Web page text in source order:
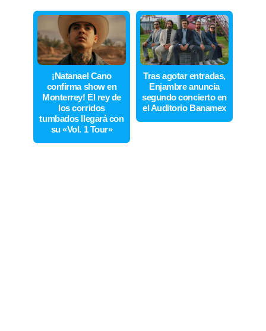
¡Natanael Cano
confirma show en
Monterrey! El rey de
los corridos
tumbados llegará con
su «Vol. 1 Tour»
Tras agotar entradas,
Enjambre anuncia
segundo concierto en
el Auditorio Banamex